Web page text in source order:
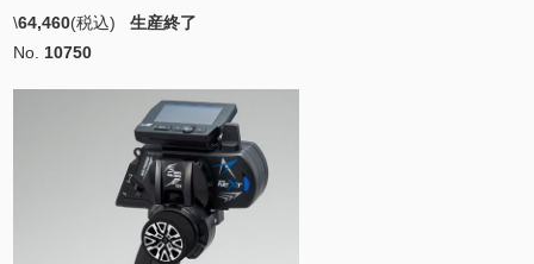
\64,460(税込) 生産終了
No. 10750